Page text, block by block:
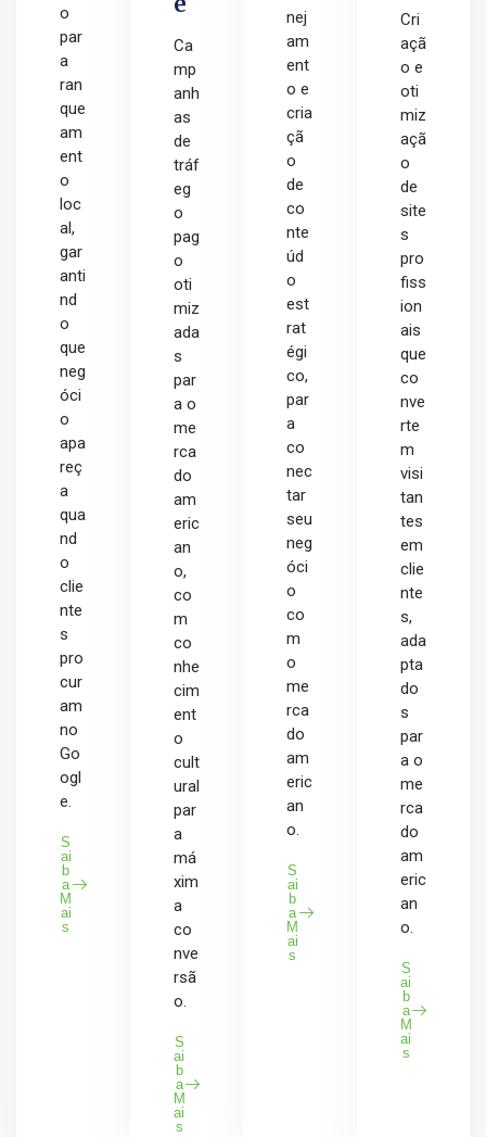
o
par
a
ran
que
am
ent
o
loc
al,
gar
anti
nd
o
que
neg
óci
o
apa
reç
a
qua
nd
o
clie
nte
s
pro
cur
am
no
Go
ogl
e.
S
ai
b
a
M
ai
s
Ca
mp
anh
as
de
tráf
eg
o
pag
o
oti
miz
ada
s
par
a o
me
rca
do
am
eric
an
o,
co
m
co
nhe
cim
ent
o
cult
ural
par
a
má
xim
a
co
nve
rsã
o.
S
ai
b
a
M
ai
s
nej
am
ent
o e
cria
çã
o
de
co
nte
úd
o
est
rat
égi
co,
par
a
co
nec
tar
seu
neg
óci
o
co
m
o
me
rca
do
am
eric
an
o.
S
ai
b
a
M
ai
s
Cri
açã
o e
oti
miz
açã
o
de
site
s
pro
fiss
ion
ais
que
co
nve
rte
m
visi
tan
tes
em
clie
nte
s,
ada
pta
do
s
par
a o
me
rca
do
am
eric
an
o.
S
ai
b
a
M
ai
s